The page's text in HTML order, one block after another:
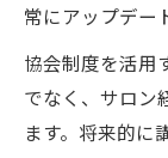
常にアップデー
協会制度を活用
でなく、サロン
ます。将来的に